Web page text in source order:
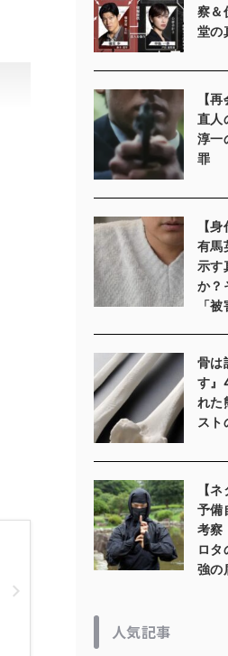
察＆
堂の
【
直人
淳一
罪
【
有馬
示す
か？
「
骨は
す』
れた
スト
【
予備
考察
ロタ
強の
人気記事